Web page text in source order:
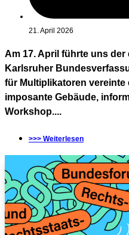
21. April 2026
Am 17. April führte uns der
Karlsruher
für Multiplikatoren
imposante Gebäude,
Workshop....
>>> Weiterlesen